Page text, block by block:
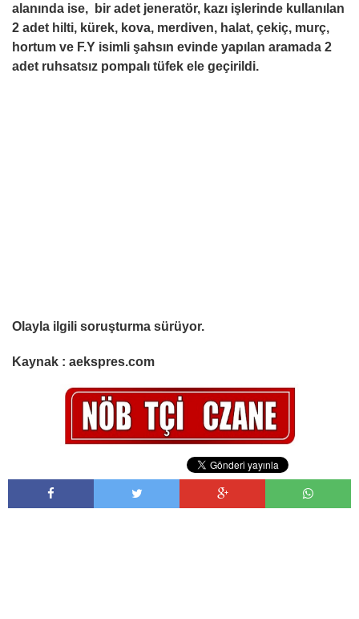
alanında ise, bir adet jeneratör, kazı işlerinde kullanılan
2 adet hilti, kürek, kova, merdiven, halat, çekiç, murç,
hortum ve F.Y isimli şahsın evinde yapılan aramada 2
adet ruhsatsız pompalı tüfek ele geçirildi.
Olayla ilgili soruşturma sürüyor.
Kaynak : aekspres.com